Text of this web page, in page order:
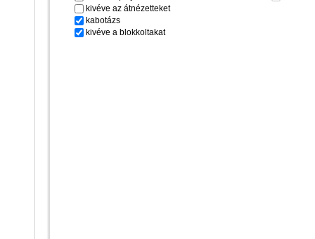
kivéve az átnézetteket
kabotázs
kivéve a blokkoltakat